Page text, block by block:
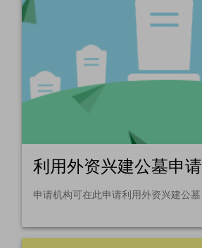
利用外资兴建公墓申请
申请机构可在此申请利用外资兴建公墓